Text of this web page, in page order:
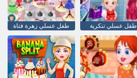
طفل عسلي زهرة فتاة طفل عسلي تنكرية